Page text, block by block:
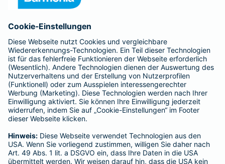
Barmenia ist Teil der BarmeniaGothaer
BELIEBTE SEITEN
Kranken-Zusatzversicherung
Tierversicherungen
Haftpflichtversicherung
Hausratversicherung
Adresse ändern
Schaden melden